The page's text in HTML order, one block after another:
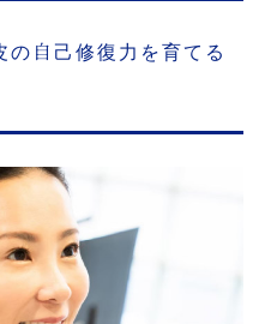
自己修復力を育てる